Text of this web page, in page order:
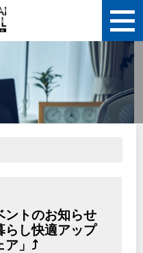
ントのお知らせ
らし快適アップ
ア」⤴